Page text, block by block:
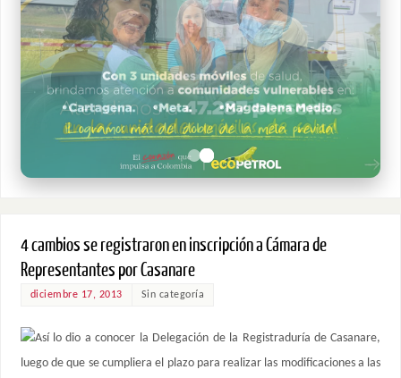
4 cambios se registraron en inscripción a Cámara de
Representantes por Casanare
diciembre 17, 2013 Sin categoría
Así lo dio a conocer la Delegación de la Registraduría de Casanare,
luego de que se cumpliera el plazo para realizar las modificaciones a las